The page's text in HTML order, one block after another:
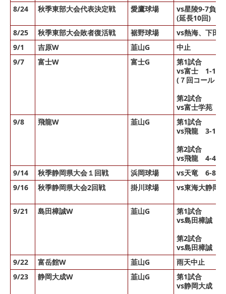
8/24
秋季東部大会代表決定戦 愛鷹球場
vs星陵9-7負け
(延長10回)
8/25
秋季東部大会敗者復活戦 裾野球場
vs熱海、下田
9/1
吉原W 韮山G
中止
9/7
富士W 富士G
第1試合
vs富士 1-11
(７回コールド)
第2試合
vs富士学苑
9/8
飛龍W 韮山G
第1試合
vs飛龍 3-13
第2試合
vs飛龍 4-4引
9/14
秋季静岡県大会１回戦 浜岡球場
vs天竜 6-8勝
9/16
秋季静岡県大会2回戦 掛川球場 vs東海大静岡
9/21 島田樟誠W 韮山G
第1試合
vs島田樟誠
第2試合
vs島田樟誠
9/22
富岳館W 韮山G
雨天中止
9/23
静岡大成W 韮山G
第1試合
vs静岡大成